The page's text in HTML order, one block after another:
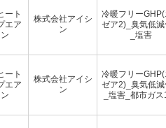
ート
エア
株式会社アイシ
ン
冷暖フリー
ゼア2)_臭気低減
_塩害
ート
エア
株式会社アイシ
ン
冷暖フリー
ゼア2)_臭気低減
_塩害_都市ガ